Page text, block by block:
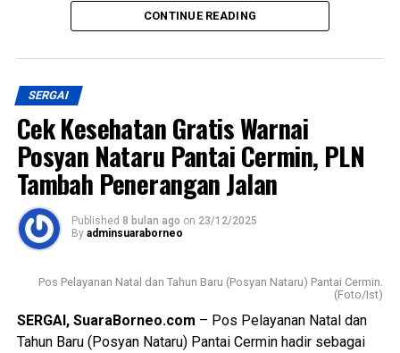
Mitra Yayasan Lubuk Dendang Berjaya, Awang, kepada
beroperasinya SPPG Lubuk Bayas merupakan komitmen
masyarakat secara berkelanjutan dan terukur.
“SPPG ini diharapkan menjadi pusat layanan gizi yang tidak
hanya berorientasi pada distribusi, tetapi juga pada
peningkatan kualitas kesehatan masyarakat, khususnya
kelompok rentan seperti anak-anak dan ibu,” ujar Awang.
Ia menambahkan, pengelolaan SPPG akan mengedepankan
terhadap standar operasional yang telah ditetapkan,
tingkat lokal.
CONTINUE READING
SERGAI
Cek Kesehatan Gratis Warnai
Posyan Nataru Pantai Cermin, PLN
Tambah Penerangan Jalan
Published 8 bulan ago on 23/12/2025
By adminsuaraborneo
Pos Pelayanan Natal dan Tahun Baru (Posyan Nataru) Pantai Cermin.
(Foto/Ist)
SERGAI, SuaraBorneo.com – Pos Pelayanan Natal dan
Tahun Baru (Posyan Nataru) Pantai Cermin hadir sebagai